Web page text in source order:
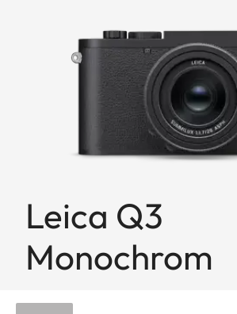
Leica Q3
Monochrom